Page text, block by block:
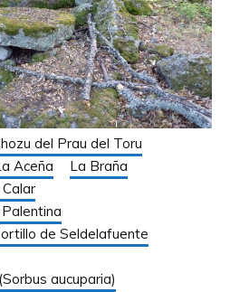
del Prau del Toru
Aceña
La Braña
de Seldelafuente
aucuparia)